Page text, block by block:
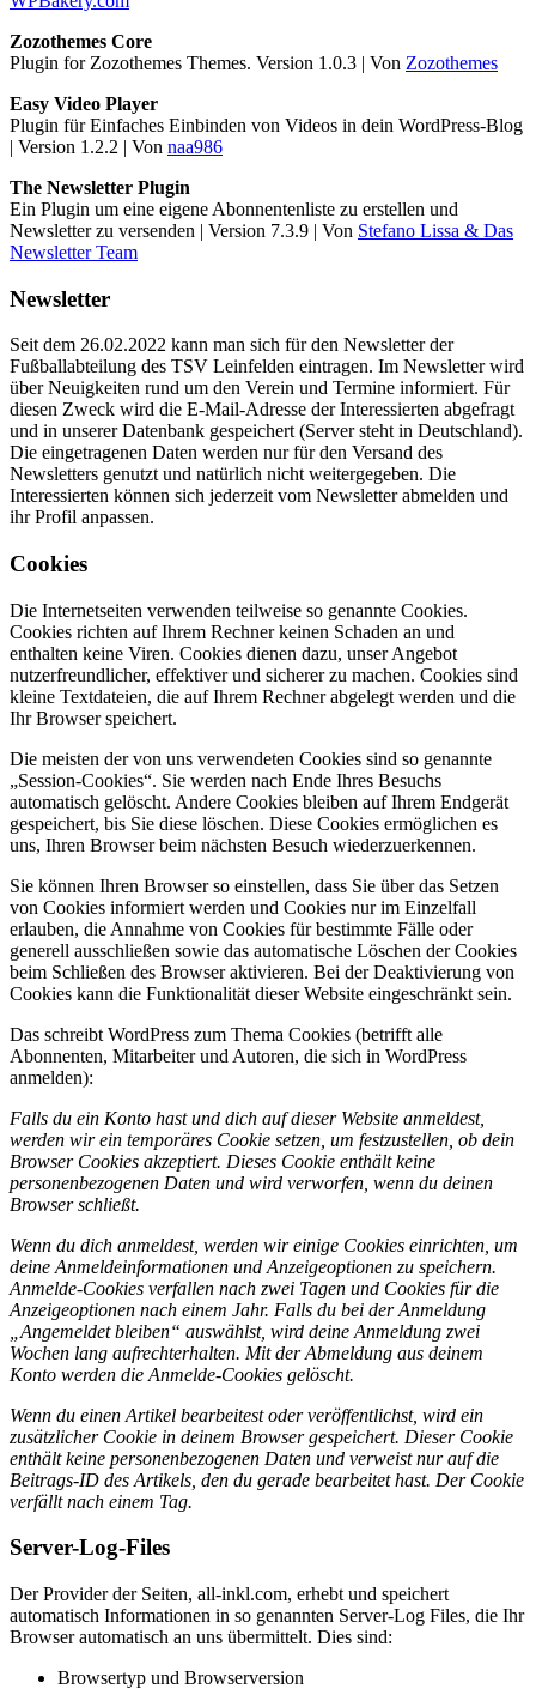
Zozothemes Core
Plugin for Zozothemes Themes. Version 1.0.3 | Von Zozothemes
Easy Video Player
Plugin für Einfaches Einbinden von Videos in dein WordPress-Blog
| Version 1.2.2 | Von naa986
The Newsletter Plugin
Ein Plugin um eine eigene Abonnentenliste zu erstellen und
Newsletter zu versenden | Version 7.3.9 | Von Stefano Lissa & Das
Newsletter Team
Newsletter
Seit dem 26.02.2022 kann man sich für den Newsletter der
Fußballabteilung des TSV Leinfelden eintragen. Im Newsletter wird
über Neuigkeiten rund um den Verein und Termine informiert. Für
diesen Zweck wird die E-Mail-Adresse der Interessierten abgefragt
und in unserer Datenbank gespeichert (Server steht in Deutschland).
Die eingetragenen Daten werden nur für den Versand des
Newsletters genutzt und natürlich nicht weitergegeben. Die
Interessierten können sich jederzeit vom Newsletter abmelden und
ihr Profil anpassen.
Cookies
Die Internetseiten verwenden teilweise so genannte Cookies.
Cookies richten auf Ihrem Rechner keinen Schaden an und
enthalten keine Viren. Cookies dienen dazu, unser Angebot
nutzerfreundlicher, effektiver und sicherer zu machen. Cookies sind
kleine Textdateien, die auf Ihrem Rechner abgelegt werden und die
Ihr Browser speichert.
Die meisten der von uns verwendeten Cookies sind so genannte
„Session-Cookies“. Sie werden nach Ende Ihres Besuchs
automatisch gelöscht. Andere Cookies bleiben auf Ihrem Endgerät
gespeichert, bis Sie diese löschen. Diese Cookies ermöglichen es
uns, Ihren Browser beim nächsten Besuch wiederzuerkennen.
Sie können Ihren Browser so einstellen, dass Sie über das Setzen
von Cookies informiert werden und Cookies nur im Einzelfall
erlauben, die Annahme von Cookies für bestimmte Fälle oder
generell ausschließen sowie das automatische Löschen der Cookies
beim Schließen des Browser aktivieren. Bei der Deaktivierung von
Cookies kann die Funktionalität dieser Website eingeschränkt sein.
Das schreibt WordPress zum Thema Cookies (betrifft alle
Abonnenten, Mitarbeiter und Autoren, die sich in WordPress
anmelden):
Falls du ein Konto hast und dich auf dieser Website anmeldest,
werden wir ein temporäres Cookie setzen, um festzustellen, ob dein
Browser Cookies akzeptiert. Dieses Cookie enthält keine
personenbezogenen Daten und wird verworfen, wenn du deinen
Browser schließt.
Wenn du dich anmeldest, werden wir einige Cookies einrichten, um
deine Anmeldeinformationen und Anzeigeoptionen zu speichern.
Anmelde-Cookies verfallen nach zwei Tagen und Cookies für die
Anzeigeoptionen nach einem Jahr. Falls du bei der Anmeldung
„Angemeldet bleiben“ auswählst, wird deine Anmeldung zwei
Wochen lang aufrechterhalten. Mit der Abmeldung aus deinem
Konto werden die Anmelde-Cookies gelöscht.
Wenn du einen Artikel bearbeitest oder veröffentlichst, wird ein
zusätzlicher Cookie in deinem Browser gespeichert. Dieser Cookie
enthält keine personenbezogenen Daten und verweist nur auf die
Beitrags-ID des Artikels, den du gerade bearbeitet hast. Der Cookie
verfällt nach einem Tag.
Server-Log-Files
Der Provider der Seiten, all-inkl.com, erhebt und speichert
automatisch Informationen in so genannten Server-Log Files, die Ihr
Browser automatisch an uns übermittelt. Dies sind:
Browsertyp und Browserversion